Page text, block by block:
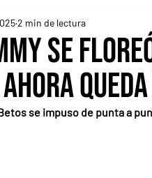
se
2 min de lectura
se impuso de punta a